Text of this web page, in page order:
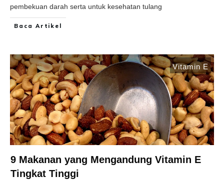
pembekuan darah serta untuk kesehatan tulang
Baca Artikel
Vitamin E
9 Makanan yang Mengandung Vitamin E
Tingkat Tinggi